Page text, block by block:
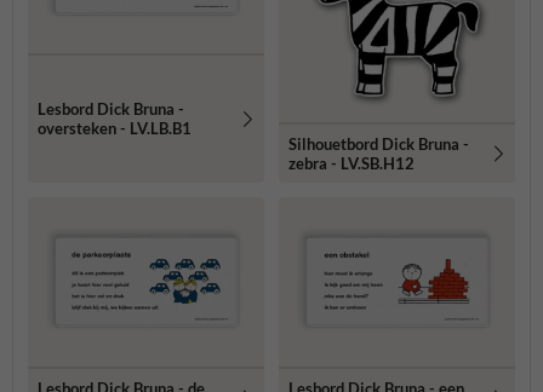
Lesbord Dick Bruna -
oversteken - LV.LB.B1
Silhouetbord Dick Bruna -
zebra - LV.SB.H12
Lesbord Dick Bruna - de
Lesbord Dick Bruna - een